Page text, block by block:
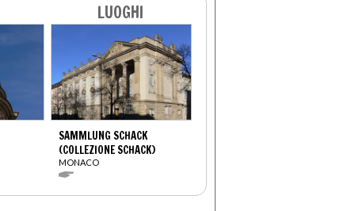
LUOGHI
SAMMLUNG SCHACK
(COLLEZIONE SCHACK)
MONACO